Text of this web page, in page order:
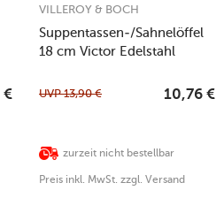
€
Suppentassen-/Sahnelöffel
18 cm Victor Edelstahl
VILLEROY & BOCH
zurzeit nicht bestellbar
UVP13,90 € 10,76 €
Preis inkl. MwSt. zzgl. Versand